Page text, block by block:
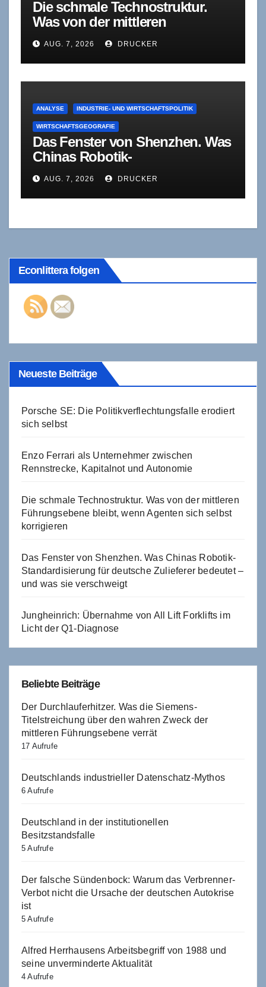
Die schmale Technostruktur.
Was von der mittleren
Führungsebene bleibt, wenn
Agenten sich selbst korrigieren
AUG. 7, 2026 DRUCKER
ANALYSE INDUSTRIE- UND WIRTSCHAFTSPOLITIK
WIRTSCHAFTSGEOGRAFIE
Das Fenster von Shenzhen. Was
Chinas Robotik-
Standardisierung für deutsche
Zulieferer bedeutet – und was
sie verschweigt
AUG. 7, 2026 DRUCKER
Econlittera folgen
Neueste Beiträge
Porsche SE: Die Politikverflechtungsfalle erodiert
sich selbst
Enzo Ferrari als Unternehmer zwischen
Rennstrecke, Kapitalnot und Autonomie
Die schmale Technostruktur. Was von der mittleren
Führungsebene bleibt, wenn Agenten sich selbst
korrigieren
Das Fenster von Shenzhen. Was Chinas Robotik-
Standardisierung für deutsche Zulieferer bedeutet –
und was sie verschweigt
Jungheinrich: Übernahme von All Lift Forklifts im
Licht der Q1-Diagnose
Beliebte Beiträge
Der Durchlauferhitzer. Was die Siemens-
Titelstreichung über den wahren Zweck der
mittleren Führungsebene verrät
17 Aufrufe
Deutschlands industrieller Datenschatz-Mythos
6 Aufrufe
Deutschland in der institutionellen
Besitzstandsfalle
5 Aufrufe
Der falsche Sündenbock: Warum das Verbrenner-
Verbot nicht die Ursache der deutschen Autokrise
ist
5 Aufrufe
Alfred Herrhausens Arbeitsbegriff von 1988 und
seine unverminderte Aktualität
4 Aufrufe